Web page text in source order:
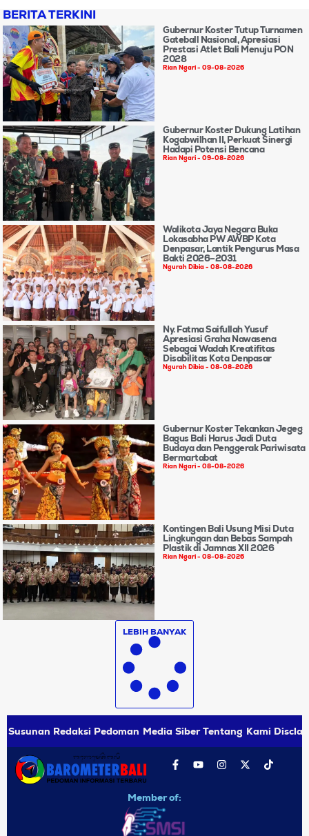
BERITA TERKINI
Gubernur Koster Tutup Turnamen
Gateball Nasional, Apresiasi
Prestasi Atlet Bali Menuju PON
2028
Rian Ngari 09-08-2026
Gubernur Koster Dukung Latihan
Kogabwilhan II, Perkuat Sinergi
Hadapi Potensi Bencana
Rian Ngari 09-08-2026
Walikota Jaya Negara Buka
Lokasabha PW AWBP Kota
Denpasar, Lantik Pengurus Masa
Bakti 2026–2031
Ngurah Dibia 08-08-2026
Ny. Fatma Saifullah Yusuf
Apresiasi Graha Nawasena
Sebagai Wadah Kreatifitas
Disabilitas Kota Denpasar
Ngurah Dibia 08-08-2026
Gubernur Koster Tekankan Jegeg
Bagus Bali Harus Jadi Duta
Budaya dan Penggerak Pariwisata
Bermartabat
Rian Ngari 08-08-2026
Kontingen Bali Usung Misi Duta
Lingkungan dan Bebas Sampah
Plastik di Jamnas XII 2026
Rian Ngari 08-08-2026
LEBIH BANYAK
Susunan Redaksi Pedoman Media Siber Tentang Kami
Member of: